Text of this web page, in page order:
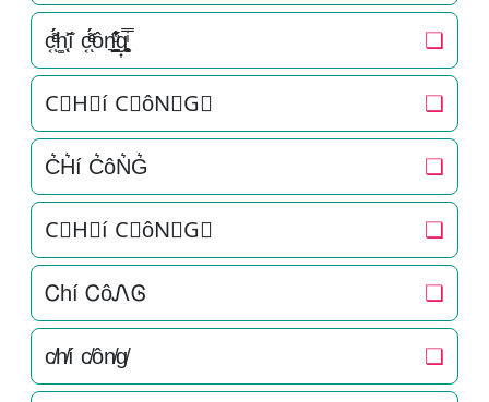
c͔ͣͦ́́͂ͅh͚̖̜̍̃͐í c͔ͣͦ́́͂ͅôn͉̠̙͉̗̺̋̋̔ͧ̊g͎͚̥͎͔͕ͥ̿ ❏
C⃗H⃗í C⃗ôN⃗G⃗ ❏
C͛H͛í C͛ôN͛G͛ ❏
C⃒H⃒í C⃒ôN⃒G⃒ ❏
Ꮯhí ᏟôᏁᎶ ❏
c̸h̸í c̸ôn̸g̸ ❏